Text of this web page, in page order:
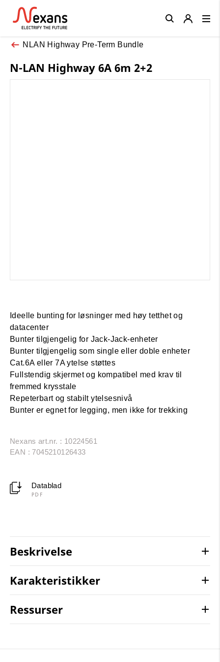
NLAN Highway Pre-Term Bundle
N-LAN Highway 6A 6m 2+2
Ideelle bunting for løsninger med høy tetthet og
datacenter
Bunter tilgjengelig for Jack-Jack-enheter
Bunter tilgjengelig som single eller doble enheter
Cat.6A eller 7A ytelse støttes
Fullstendig skjermet og kompatibel med krav til
fremmed krysstale
Repeterbart og stabilt ytelsesnivå
Bunter er egnet for legging, men ikke for trekking
Nexans art.nr. : 10224561
EAN : 7045210126433
Datablad
PDF
Beskrivelse
Karakteristikker
Ressurser
Close